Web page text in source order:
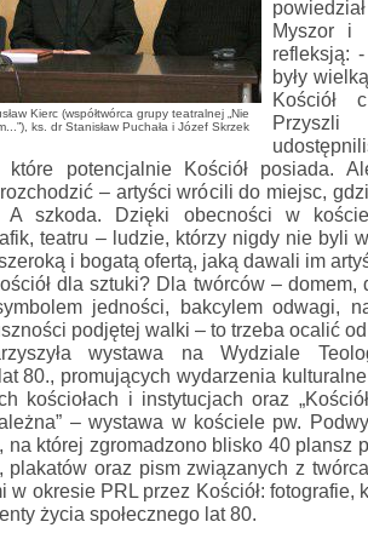
Kierc (współtwórca grupy teatralnej „Nie
ks. dr Stanisław Puchała i Józef Skrzek
Myszor i
refleksją:
były
Kościół
które potencjalnie Kościół posiada.
rozchodzić – artyści wrócili do miejsc,
A szkoda. Dzięki obecności w
teatru – ludzie, którzy nigdy nie byli
i bogatą ofertą, jaką dawali im
dla sztuki? Dla twórców – domem,
jedności, bakcylem odwagi,
podjętej walki – to trzeba ocalić
wystawa na Wydziale
80., promujących wydarzenia
kościołach i instytucjach oraz
– wystawa w kościele pw.
na której zgromadzono blisko 40 plansz
plakatów oraz pism związanych z
w okresie PRL przez Kościół: fotografie,
życia społecznego lat 80.